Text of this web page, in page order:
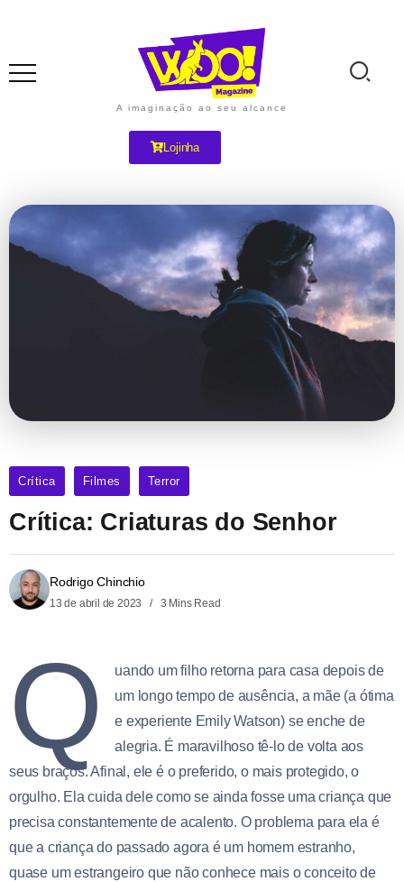
A imaginação ao seu alcance
Lojinha
Crítica Filmes Terror
Crítica: Criaturas do Senhor
Rodrigo Chinchio
13 de abril de 2023 3 Mins Read
Q
uando um filho retorna para casa depois de
um longo tempo de ausência, a mãe (a ótima
e experiente Emily Watson) se enche de
alegria. É maravilhoso tê-lo de volta aos
seus braços. Afinal, ele é o preferido, o mais protegido, o
orgulho. Ela cuida dele como se ainda fosse uma criança que
precisa constantemente de acalento. O problema para ela é
que a criança do passado agora é um homem estranho,
quase um estrangeiro que não conhece mais o conceito de